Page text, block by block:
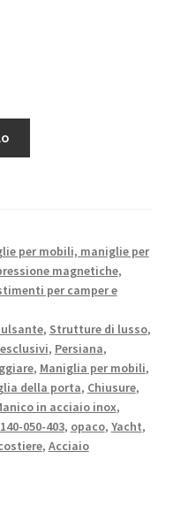
per mobili, maniglie per
magnetiche,
per camper e
, Strutture di lusso,
, Persiana,
, Maniglia per mobili,
della porta, Chiusure,
in acciaio inox,
140-050-403, opaco, Yacht,
, Acciaio